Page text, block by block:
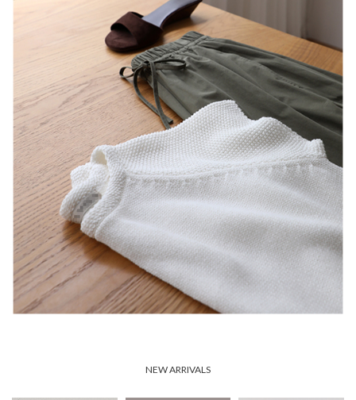
NEW ARRIVALS